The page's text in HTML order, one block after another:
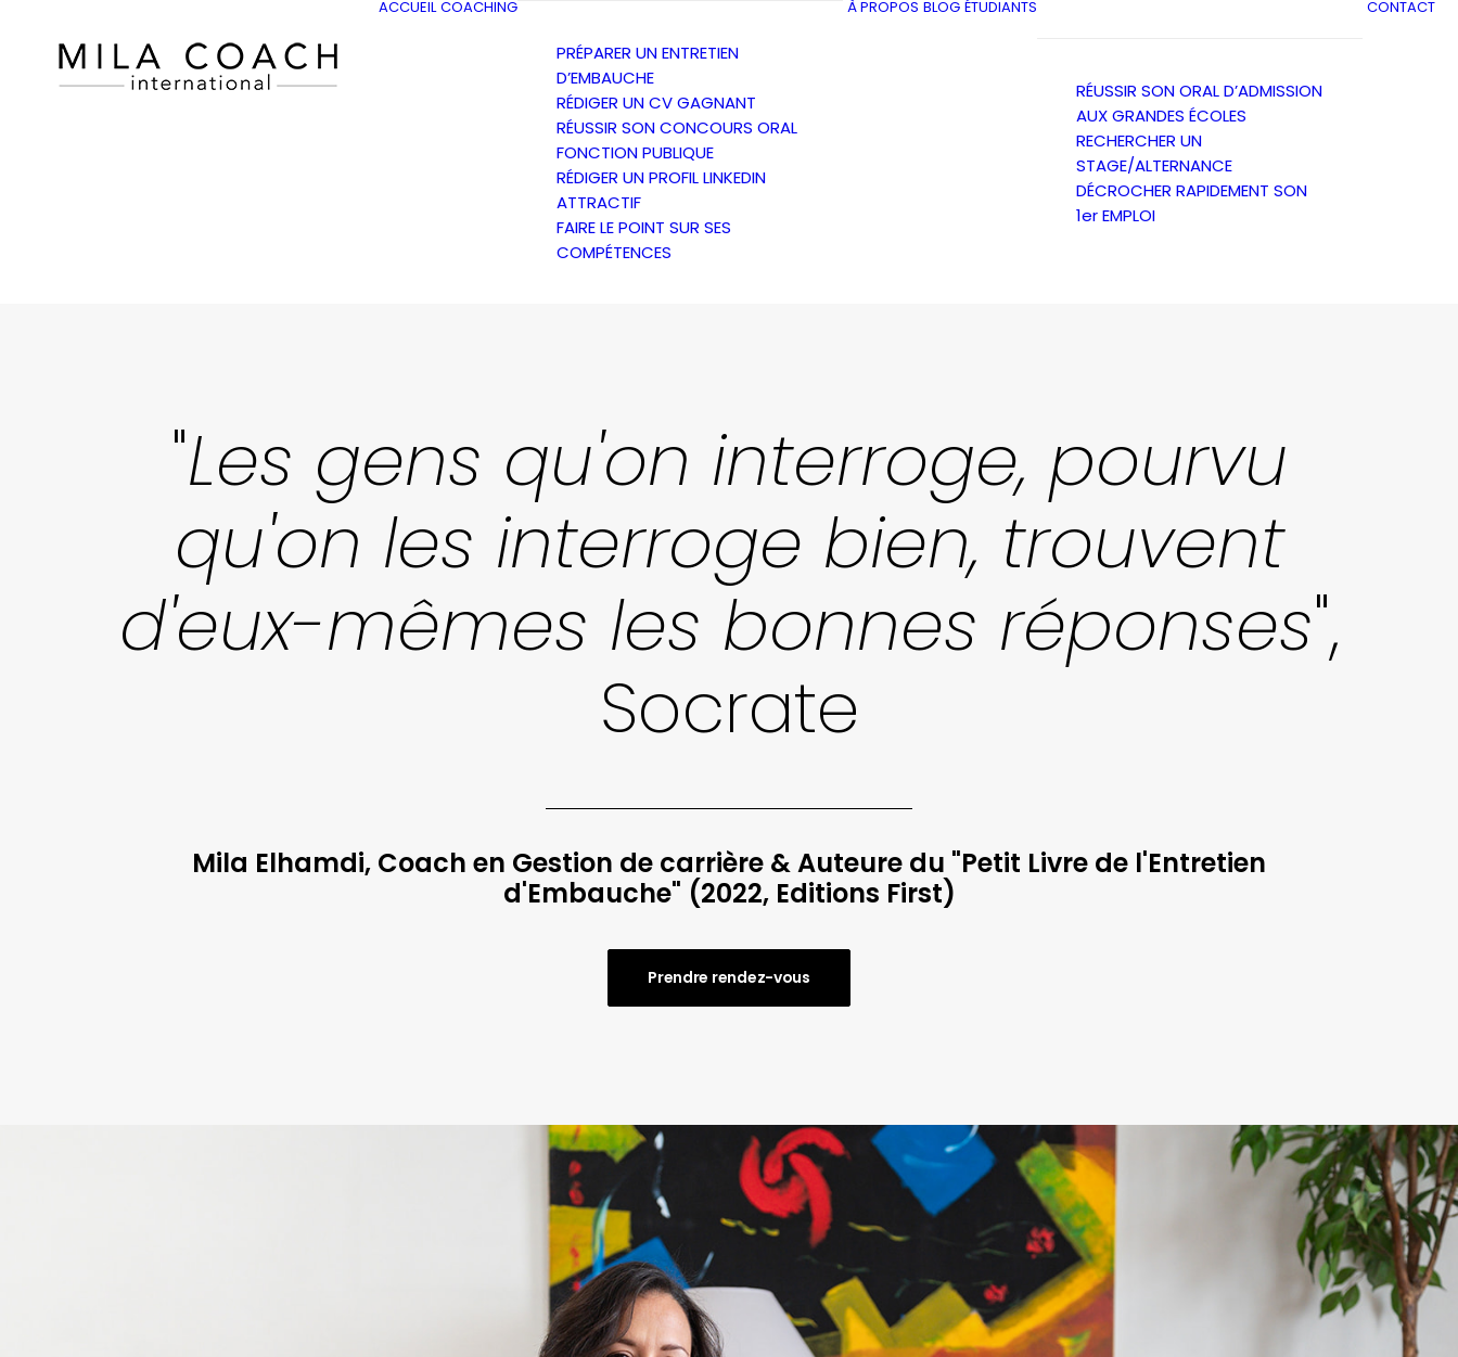
ACCUEIL COACHING
PRÉPARER UN ENTRETIEN
D’EMBAUCHE
RÉDIGER UN CV GAGNANT
RÉUSSIR SON CONCOURS ORAL
FONCTION PUBLIQUE
RÉDIGER UN PROFIL LINKEDIN
ATTRACTIF
FAIRE LE POINT SUR SES
COMPÉTENCES
À PROPOS BLOG ÉTUDIANTS
RÉUSSIR SON ORAL D’ADMISSION
AUX GRANDES ÉCOLES
RECHERCHER UN
STAGE/ALTERNANCE
DÉCROCHER RAPIDEMENT SON
1er EMPLOI
CONTACT
"Les gens qu'on interroge, pourvu
qu'on les interroge bien, trouvent
d'eux-mêmes les bonnes réponses",
Socrate
Mila Elhamdi, Coach en Gestion de carrière & Auteure du "Petit Livre de l'Entretien
d'Embauche" (2022, Editions First)
Prendre rendez-vous